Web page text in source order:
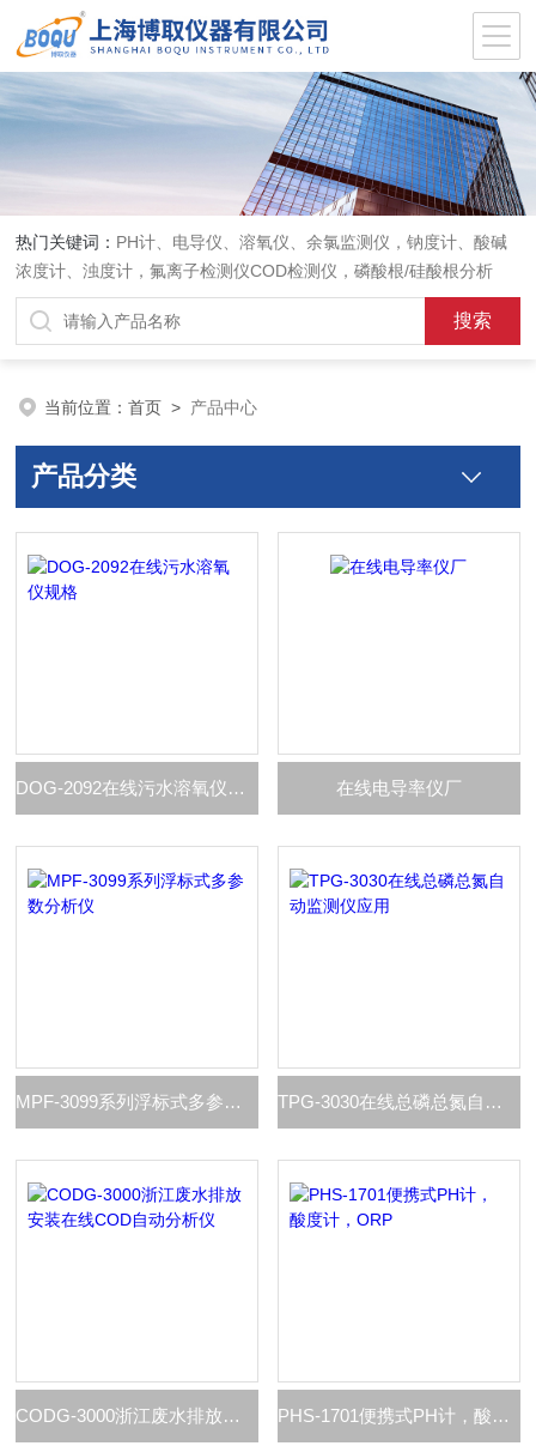
热门关键词： PH计、电导仪、溶氧仪、余氯监测仪，钠度计、酸碱
浓度计、浊度计，氟离子检测仪COD检测仪，磷酸根/硅酸根分析
仪，PH电极、溶氧电极、电导电极
当前位置：首页 > 产品中心
产品分类
DOG-2092在线污水溶氧仪规格 在线电导率仪厂
MPF-3099系列浮标式多参数分析仪 TPG-3030在线总磷总氮自动监测仪应用
CODG-3000浙江废水排放安装在线COD自动分析仪 PHS-1701便携式PH计，酸度计，ORP